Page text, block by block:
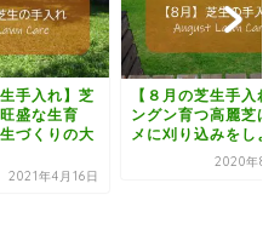
手入れ】グ
麗芝はコマ
をしよう！